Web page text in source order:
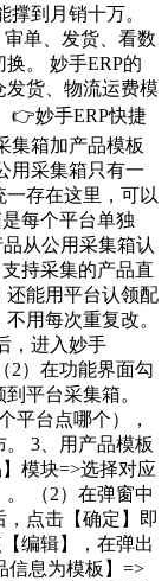
撑到月销十万。
单、发货、看数
。 妙手ERP的
货、物流运费模
👉妙手ERP快捷
集箱加产品模板
用采集箱只有一
存在这里，可以
每个平台单独
从公用采集箱认
持采集的产品直
还能用平台认领配
用每次重复改。
，进入妙手
2）在功能界面勾
平台采集箱。
平台点哪个），
3、用产品模板
模块=>选择对应
（2）在弹窗中
点击【确定】即
编辑】，在弹出
信息为模板】=>